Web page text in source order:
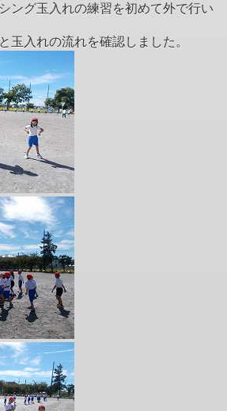
ング玉入れの練習を初めて外で行い
玉入れの流れを確認しました。